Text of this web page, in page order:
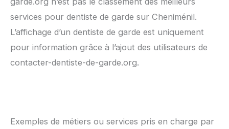
services pour dentiste de garde sur Cheniménil.
L’affichage d’un dentiste de garde est uniquement
pour information grâce à l’ajout des utilisateurs de
contacter-dentiste-de-garde.org.
Exemples de métiers ou services pris en charge par